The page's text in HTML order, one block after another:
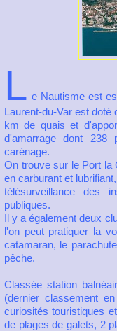
L e Nautisme est
Laurent-du-Var est doté
km de quais et
d'amarrage dont 238
carénage.
On trouve sur le Port la
en carburant et
télésurveillance des
publiques.
Il y a également deux
l'on peut pratiquer la
catamaran, le
pêche.
Classée station
(dernier classement
curiosités touristiques
de plages de galets, 2